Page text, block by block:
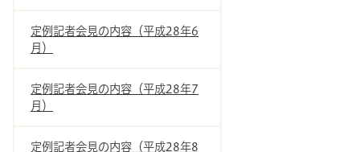
定例記者会見の内容（平成28年6
月）
定例記者会見の内容（平成28年7
月）
定例記者会見の内容（平成28年8